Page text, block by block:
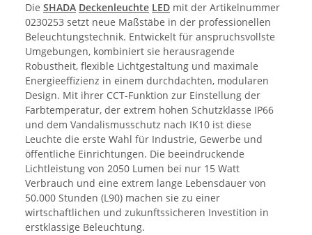
Die SHADA Deckenleuchte LED mit der Artikelnummer
0230253 setzt neue Maßstäbe in der professionellen
Beleuchtungstechnik. Entwickelt für anspruchsvollste
Umgebungen, kombiniert sie herausragende
Robustheit, flexible Lichtgestaltung und maximale
Energieeffizienz in einem durchdachten, modularen
Design. Mit ihrer CCT-Funktion zur Einstellung der
Farbtemperatur, der extrem hohen Schutzklasse IP66
und dem Vandalismusschutz nach IK10 ist diese
Leuchte die erste Wahl für Industrie, Gewerbe und
öffentliche Einrichtungen. Die beeindruckende
Lichtleistung von 2050 Lumen bei nur 15 Watt
Verbrauch und eine extrem lange Lebensdauer von
50.000 Stunden (L90) machen sie zu einer
wirtschaftlichen und zukunftssicheren Investition in
erstklassige Beleuchtung.